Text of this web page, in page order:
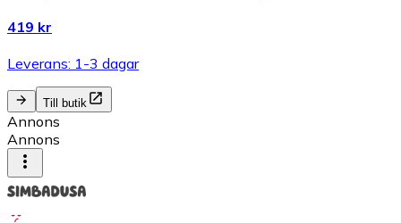
419 kr
Leverans: 1-3 dagar
Till butik
Annons
Annons